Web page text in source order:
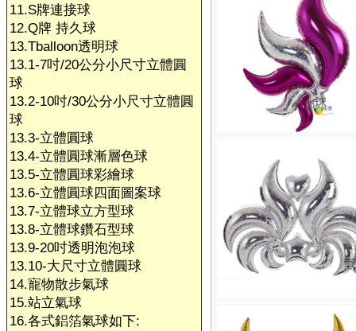
11.S牌連接球
12.Q牌 持久球
13.Tballoon透明球
13.1-7吋/20公分小尺寸立體圓
球
13.2-10吋/30公分小尺寸立體圓
球
13.3-立體圓球
13.4-立體圓球漸層色球
13.5-立體圓球彩繪球
13.6-立體圓球四面圖案球
13.7-立體球立方型球
13.8-立體球鑽石型球
13.9-20吋透明泡泡球
13.10-大尺寸立體圓球
14.寵物散步氣球
15.站立氣球
16.各式鋁箔氣球如下: